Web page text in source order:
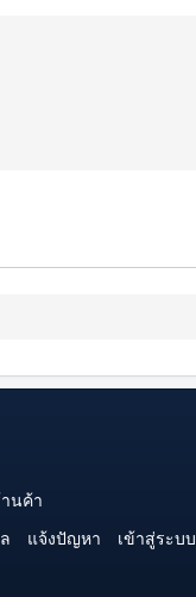
นค้า
แจ้งปัญหา
เข้าสู่ระบบ